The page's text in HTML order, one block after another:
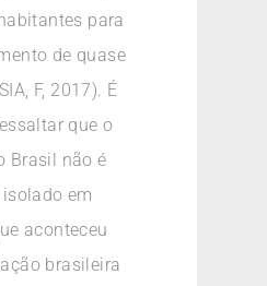
para
de quase
F, 2017). É
que o
Brasil não é
em
aconteceu
brasileira